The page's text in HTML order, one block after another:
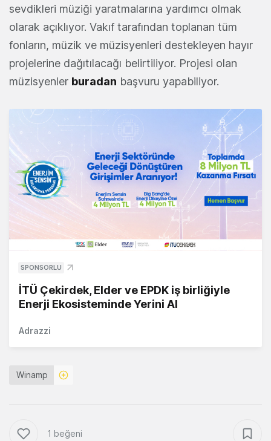
sevdikleri müziği yaratmalarına yardımcı olmak
olarak açıklıyor. Vakıf tarafından toplanan tüm
fonların, müzik ve müzisyenleri destekleyen hayır
projelerine dağıtılacağı belirtiliyor. Projesi olan
müzisyenler buradan başvuru yapabiliyor.
SPONSORLU
İTÜ Çekirdek, Elder ve EPDK iş birliğiyle
Enerji Ekosisteminde Yerini Al
Adrazzi
Winamp
1 beğeni